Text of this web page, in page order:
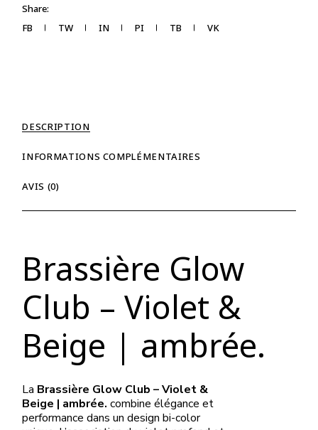
Share:
FB
TW IN PI TB VK
DESCRIPTION
INFORMATIONS COMPLÉMENTAIRES
AVIS (0)
Brassière Glow
Club – Violet &
Beige | ambrée.
La Brassière Glow Club – Violet &
Beige | ambrée. combine élégance et
performance dans un design bi-color